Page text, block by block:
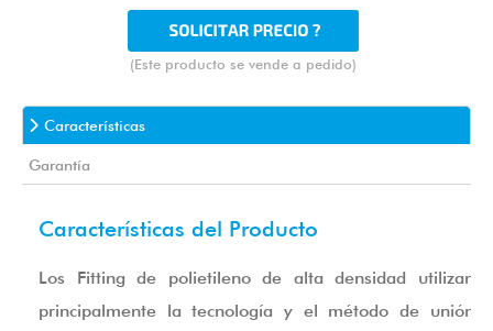
(Este producto se vende a pedido)
Características
Garantía
Características del Producto
Los Fitting de polietileno de alta densidad utilizan
principalmente la tecnología y el método de unión